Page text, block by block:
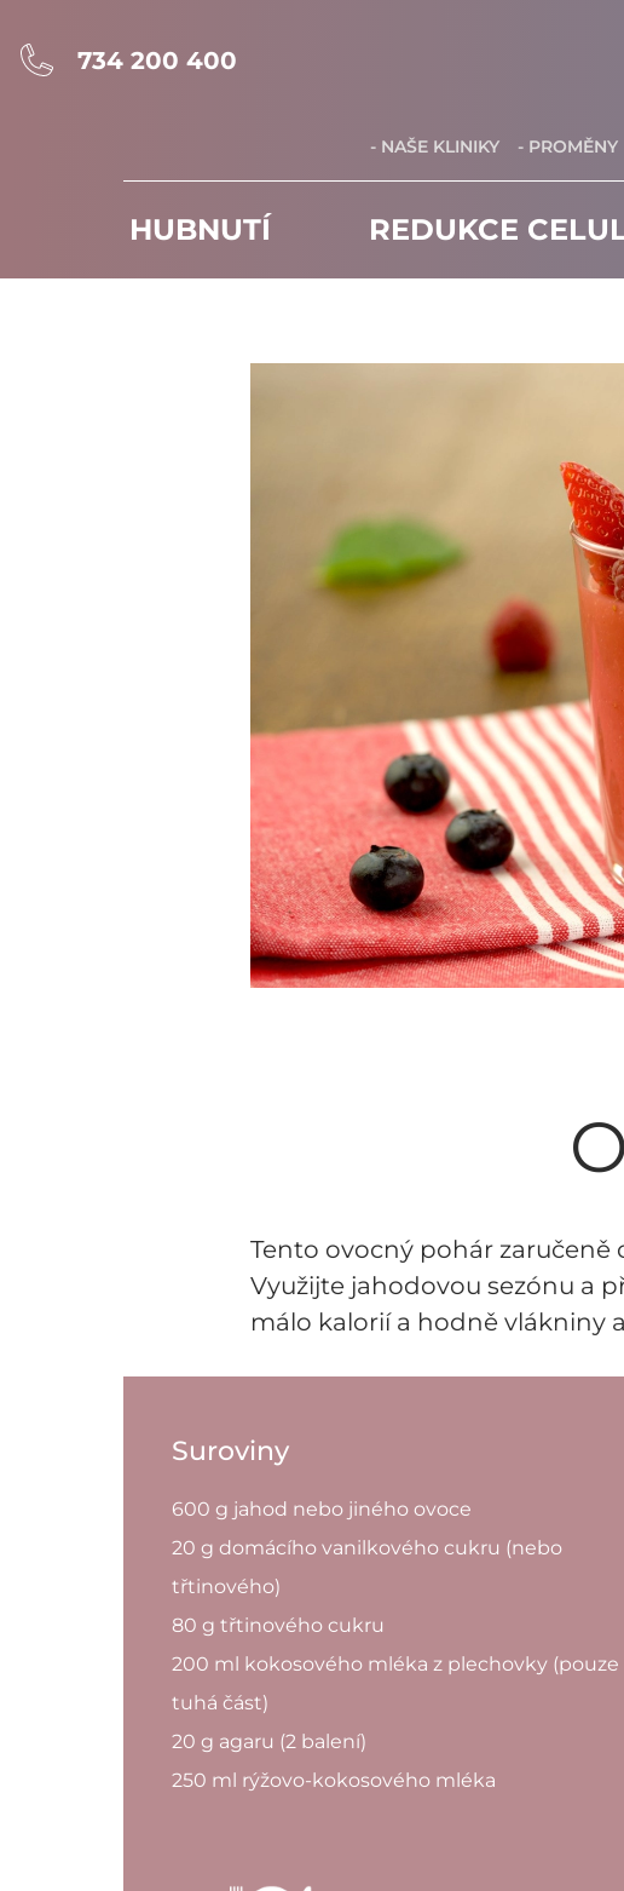
734 200 400
- NAŠE KLINIKY - PROMĚNY
HUBNUTÍ REDUKCE
Tento ovocný pohár
Využijte jahodovou sezónu a
málo kalorií a hodně vlákniny
Suroviny
600 g jahod nebo jiného ovoce
20 g domácího vanilkového cukru (nebo
třtinového)
80 g třtinového cukru
200 ml kokosového mléka z plechovky (pouze
tuhá část)
20 g agaru (2 balení)
250 ml rýžovo-kokosového mléka